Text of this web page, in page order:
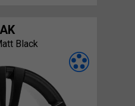
Black